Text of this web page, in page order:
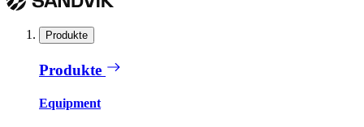
Produkte
Produkte
Equipment